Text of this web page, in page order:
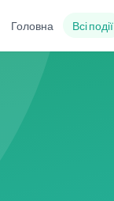
Головна Всі події